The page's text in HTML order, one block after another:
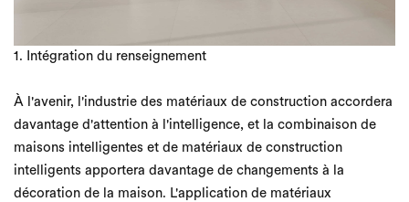
1. Intégration du renseignement
À l'avenir, l'industrie des matériaux de construction accordera
davantage d'attention à l'intelligence, et la combinaison de
maisons intelligentes et de matériaux de construction
intelligents apportera davantage de changements à la
décoration de la maison. L'application de matériaux